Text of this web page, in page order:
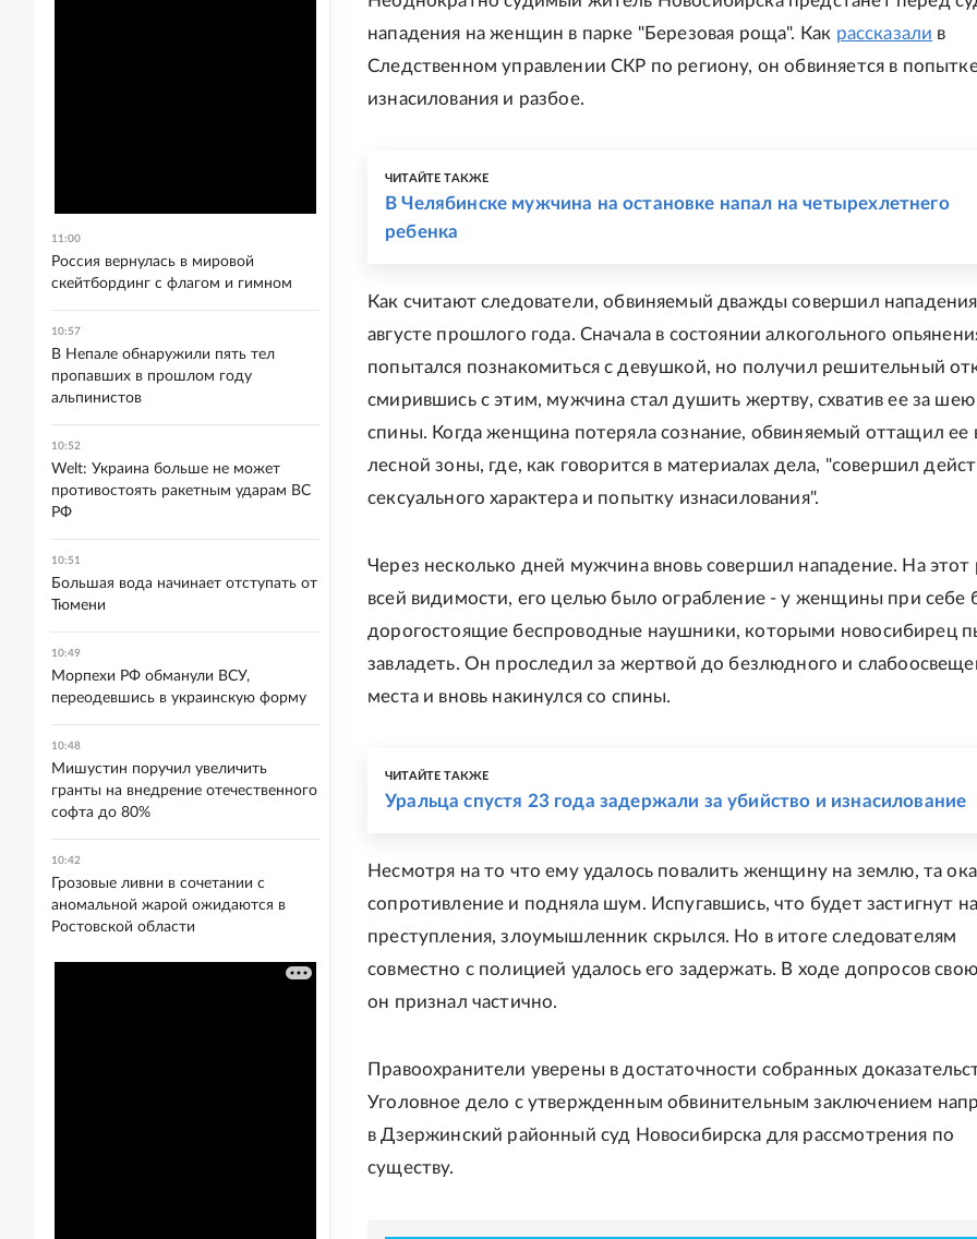
нападения на женщин в парке "Березовая роща". Как рассказали в
Следственном управлении СКР по региону, он обвиняется в
изнасилования и разбое.
ЧИТАЙТЕ ТАКЖЕ
В Челябинске мужчина на остановке напал на четырехлетнего
ребенка
Как считают следователи, обвиняемый дважды совершил
августе прошлого года. Сначала в состоянии алкогольного
попытался познакомиться с девушкой, но получил решительный
смирившись с этим, мужчина стал душить жертву, схватив ее за шею
спины. Когда женщина потеряла сознание, обвиняемый оттащил ее
лесной зоны, где, как говорится в материалах дела, "совершил
сексуального характера и попытку изнасилования".
Через несколько дней мужчина вновь совершил нападение. На этот
всей видимости, его целью было ограбление - у женщины при себе
дорогостоящие беспроводные наушники, которыми новосибирец
завладеть. Он проследил за жертвой до безлюдного и
места и вновь накинулся со спины.
ЧИТАЙТЕ ТАКЖЕ
Уральца спустя 23 года задержали за убийство и изнасилование
Несмотря на то что ему удалось повалить женщину на землю, та
сопротивление и подняла шум. Испугавшись, что будет застигнут
преступления, злоумышленник скрылся. Но в итоге следователям
совместно с полицией удалось его задержать. В ходе допросов
он признал частично.
Правоохранители уверены в достаточности собранных
Уголовное дело с утвержденным обвинительным заключением
в Дзержинский районный суд Новосибирска для рассмотрения по
существу.
11:00
Россия вернулась в мировой
скейтбординг с флагом и гимном
10:57
В Непале обнаружили пять тел
пропавших в прошлом году
альпинистов
10:52
Welt: Украина больше не может
противостоять ракетным ударам ВС
РФ
10:51
Большая вода начинает отступать от
Тюмени
10:49
Морпехи РФ обманули ВСУ,
переодевшись в украинскую форму
10:48
Мишустин поручил увеличить
гранты на внедрение отечественного
софта до 80%
10:42
Грозовые ливни в сочетании с
аномальной жарой ожидаются в
Ростовской области